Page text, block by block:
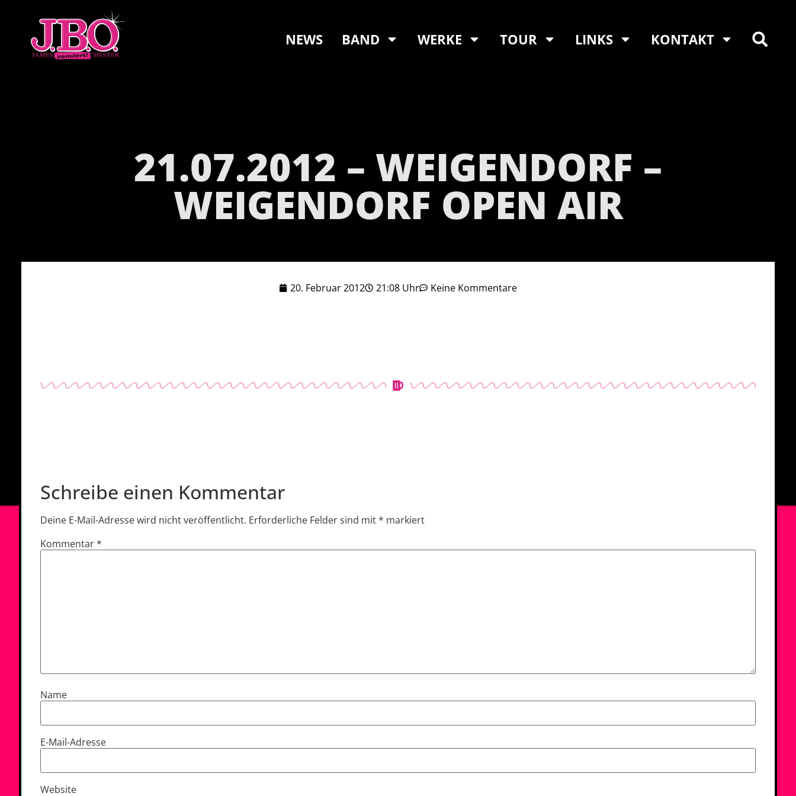
NEWS BAND WERKE TOUR LINKS KONTAKT
21.07.2012 – WEIGENDORF –
WEIGENDORF OPEN AIR
20. Februar 2012 21:08 Uhr Keine Kommentare
Schreibe einen Kommentar
Deine E-Mail-Adresse wird nicht veröffentlicht. Erforderliche Felder sind mit* markiert
Kommentar*
Name
E-Mail-Adresse
Website